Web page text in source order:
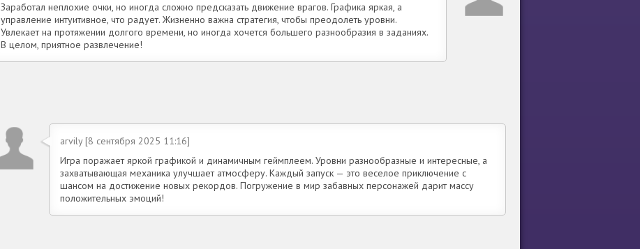
Заработал неплохие очки, но иногда сложно предсказать движение врагов. Графика яркая, а
управление интуитивное, что радует. Жизненно важна стратегия, чтобы преодолеть уровни.
Увлекает на протяжении долгого времени, но иногда хочется большего разнообразия в заданиях.
В целом, приятное развлечение!
arvily [8 сентября 2025 11:16]
Игра поражает яркой графикой и динамичным геймплеем. Уровни разнообразные и интересные, а
захватывающая механика улучшает атмосферу. Каждый запуск — это веселое приключение с
шансом на достижение новых рекордов. Погружение в мир забавных персонажей дарит массу
положительных эмоций!